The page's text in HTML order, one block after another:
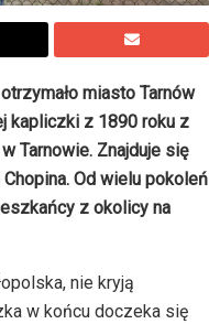
miasto Tarnów
kapliczki z 1890 roku z
Tarnowie. Znajduje się
Od wielu pokoleń
z okolicy na
nie kryją
w końcu doczeka się